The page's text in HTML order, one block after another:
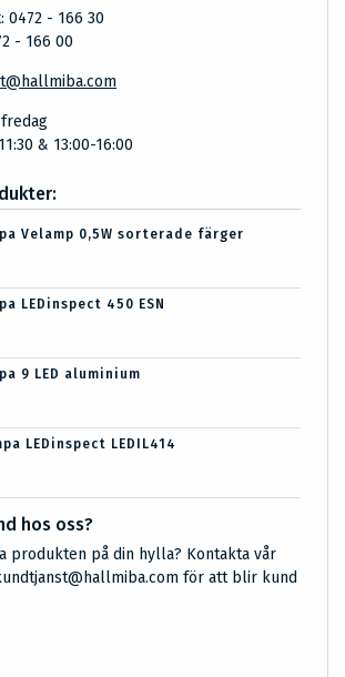
0472 - 166 30
- 166 00
& 13:00-16:00
Velamp 0,5W sorterade färger
LEDinspect 450 ESN
9 LED aluminium
LEDinspect LEDIL414
hos oss?
produkten på din hylla? Kontakta vår
för att blir kund